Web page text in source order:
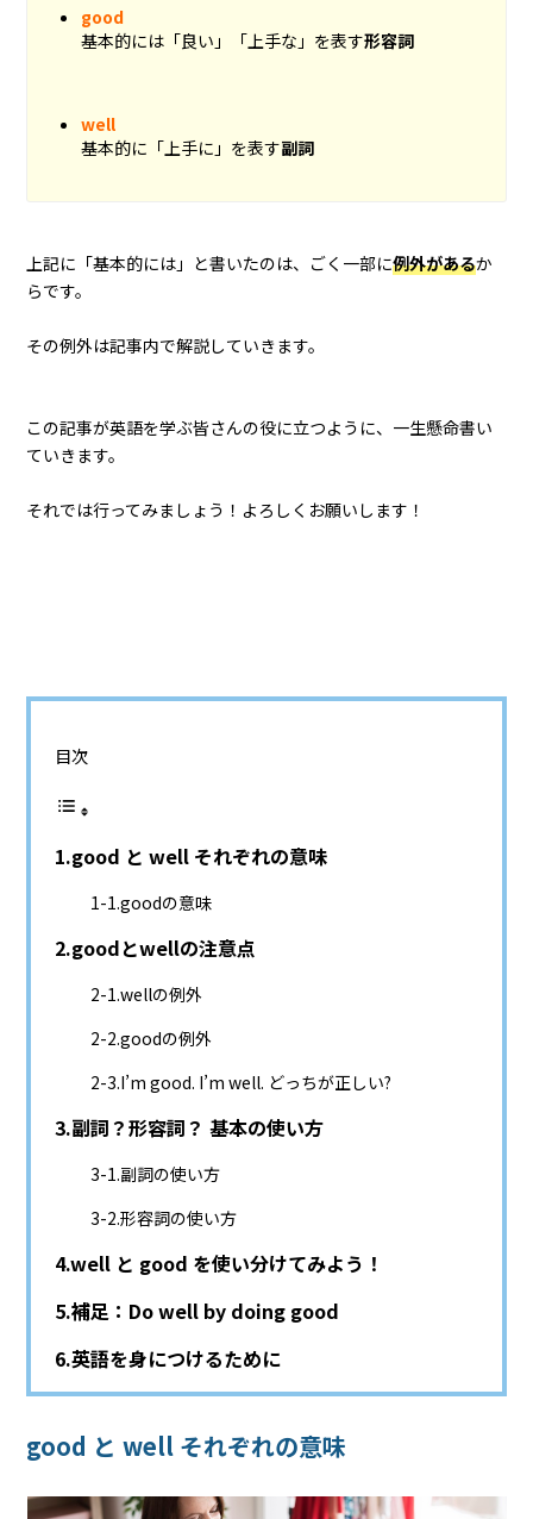
good
基本的には「良い」「上手な」を表す形容詞
well
基本的に「上手に」を表す副詞
上記に「基本的には」と書いたのは、ごく一部に例外があるか
らです。
その例外は記事内で解説していきます。
この記事が英語を学ぶ皆さんの役に立つように、一生懸命書い
ていきます。
それでは行ってみましょう！よろしくお願いします！
目次
good と well それぞれの意味
goodの意味
goodとwellの注意点
wellの例外
goodの例外
I’m good. I’m well. どっちが正しい?
副詞？形容詞？ 基本の使い方
副詞の使い方
形容詞の使い方
well と good を使い分けてみよう！
補足：Do well by doing good
英語を身につけるために
good と well それぞれの意味